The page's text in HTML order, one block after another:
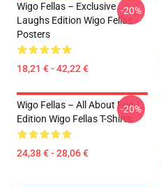
Wigo Fellas – Exclusive
Laughs Edition Wigo Fellas
Posters
18,21 € - 42,22 €
-20%
Wigo Fellas – All About Fun
Edition Wigo Fellas T-Shirts
24,38 € - 28,06 €
-20%